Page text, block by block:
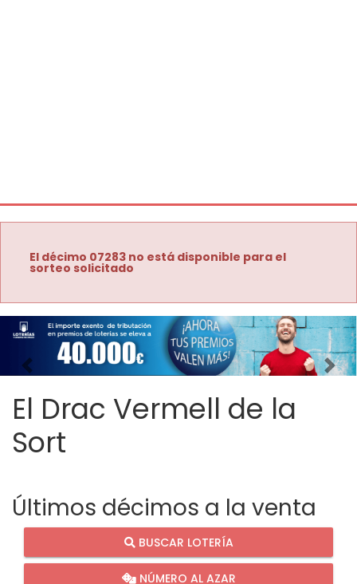
El décimo 07283 no está disponible para el
sorteo solicitado
Imagen anterior
El Drac Vermell de la
Sort
Últimos décimos a la venta
BUSCAR LOTERÍA
NÚMERO AL AZAR